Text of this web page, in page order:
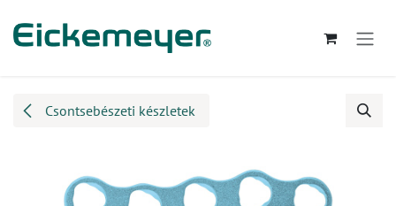
Csontsebészeti készletek